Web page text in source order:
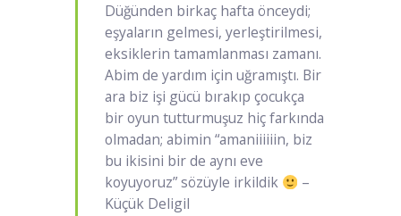
Düğünden birkaç hafta önceydi;
eşyaların gelmesi, yerleştirilmesi,
eksiklerin tamamlanması zamanı.
Abim de yardım için uğramıştı. Bir
ara biz işi gücü bırakıp çocukça
bir oyun tutturmuşuz hiç farkında
olmadan; abimin “amaniiiiiin, biz
bu ikisini bir de aynı eve
koyuyoruz” sözüyle irkildik
–
Küçük Deligil